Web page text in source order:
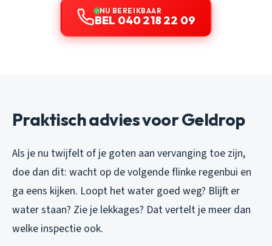
NU BEREIKBAAR
BEL 040 218 22 09
Praktisch advies voor Geldrop
Als je nu twijfelt of je goten aan vervanging toe zijn,
doe dan dit: wacht op de volgende flinke regenbui en
ga eens kijken. Loopt het water goed weg? Blijft er
water staan? Zie je lekkages? Dat vertelt je meer dan
welke inspectie ook.